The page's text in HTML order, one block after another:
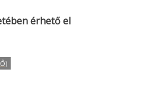
érhető el